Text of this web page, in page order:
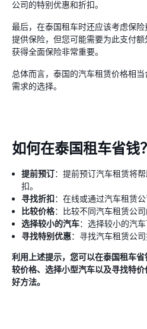
公司的特别优惠和折扣。
最后，在泰国租车​​时还应该考虑保
提供保险，但您可能需要为此支付
获得全面保险非常重要。
总体而言，泰国的汽车租赁价格相
需求的选择。
如何在泰国租车省钱？
提前预订：提前预订汽车租赁将
扣。
寻找折扣：在线或通过汽车租赁
比较价格：比较不同汽车租赁公
选择较小的汽车：选择较小的汽
寻找特别优惠：寻找汽车租赁公
利用上述提示，您可以在泰国租车​​
较价格、选择小型汽车以及寻找特
好方法。